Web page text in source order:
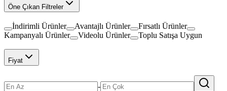
Öne Çıkan Filtreler
İndirimli Ürünler Avantajlı Ürünler
Fırsatlı Ürünler
Kampanyalı Ürünler
Videolu Ürünler Toplu Satışa Uygun
Fiyat
-